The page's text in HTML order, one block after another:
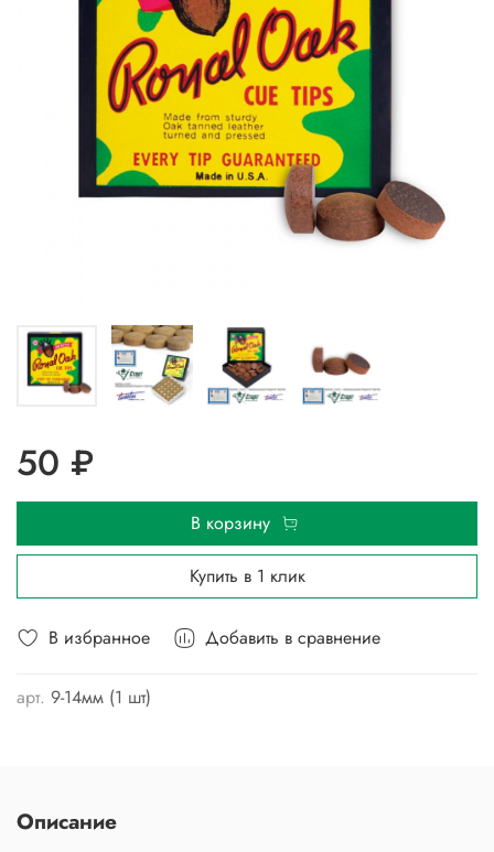
В избранное Добавить в сравнение
арт. 9-14мм (1 шт)
50 ₽
В корзину
Купить в 1 клик
Описание